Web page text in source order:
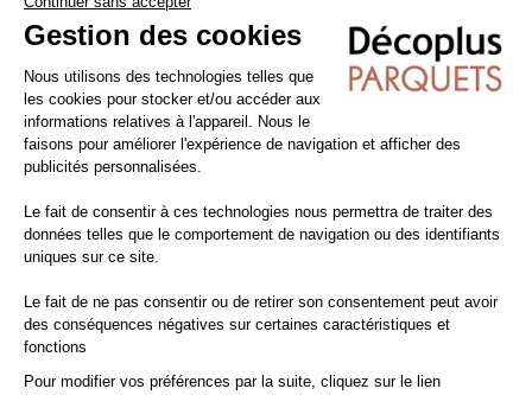
SEUIL DE JONCTION - CHÊNE CÉRUSÉ
barre de seuil chêne long 1.80 m